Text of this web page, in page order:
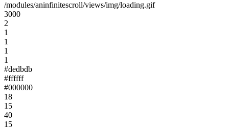
/modules/aninfinitescroll/views/img/loading.gif
3000
2
1
1
1
1
#dedbdb
#ffffff
#000000
18
15
40
15